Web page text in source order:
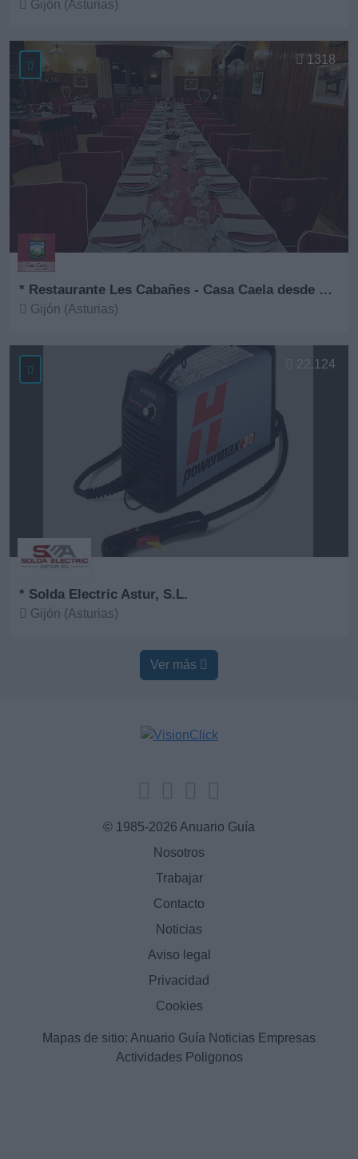
Gijón (Asturias)
* Restaurante Les Cabañes - Casa Caela desde 1967
Gijón (Asturias)
1318
* Solda Electric Astur, S.L.
Gijón (Asturias)
22.124
Ver más
© 1985-2026 Anuario Guía
Nosotros
Trabajar
Contacto
Noticias
Aviso legal
Privacidad
Cookies
Mapas de sitio: Anuario Guía Noticias Empresas
Actividades Poligonos